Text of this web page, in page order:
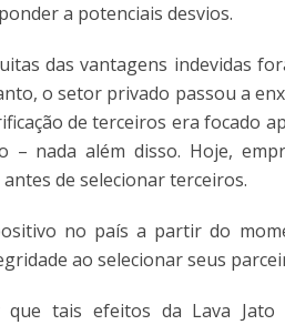
a potenciais desvios.
das vantagens indevidas
o setor privado passou a
de terceiros era focado
nada além disso. Hoje,
de selecionar terceiros.
no país a partir do
ao selecionar seus
tais efeitos da Lava Jato